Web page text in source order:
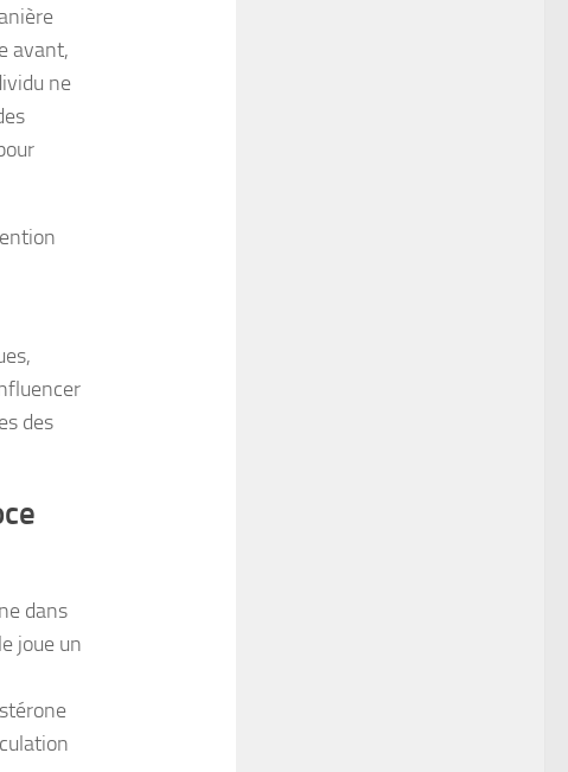
avant,
ne
des
dans
joue un